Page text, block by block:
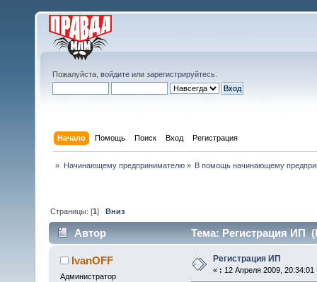
Пожалуйста, войдите или зарегистрируйтесь
Начало Помощь Поиск Вход Регистрация
» Начинающему предпринимателю» В помощь начинающему
Страницы: [1]Вниз
Автор Тема: Регистрация ИП
IvanOFF
Администратор
Регистрация ИП
« : 12 Апреля 2009, 20:34:01